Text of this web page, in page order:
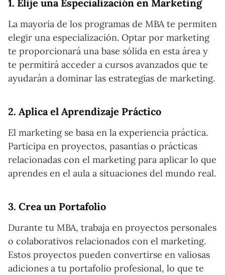
1. Elije una Especialización en Marketing
La mayoría de los programas de MBA te permiten
elegir una especialización. Optar por marketing
te proporcionará una base sólida en esta área y
te permitirá acceder a cursos avanzados que te
ayudarán a dominar las estrategias de marketing.
2. Aplica el Aprendizaje Práctico
El marketing se basa en la experiencia práctica.
Participa en proyectos, pasantías o prácticas
relacionadas con el marketing para aplicar lo que
aprendes en el aula a situaciones del mundo real.
3. Crea un Portafolio
Durante tu MBA, trabaja en proyectos personales
o colaborativos relacionados con el marketing.
Estos proyectos pueden convertirse en valiosas
adiciones a tu portafolio profesional, lo que te